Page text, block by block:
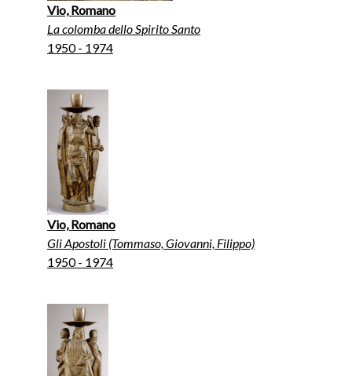
Vio, Romano
La colomba dello Spirito Santo
1950 - 1974
Vio, Romano
Gli Apostoli (Tommaso, Giovanni, Filippo)
1950 - 1974